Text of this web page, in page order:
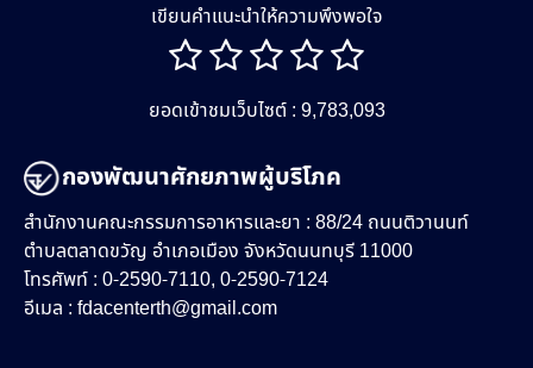
เขียนคำแนะนำให้ความพึงพอใจ
ยอดเข้าชมเว็บไซต์ : 9,783,093
กองพัฒนาศักยภาพผู้บริโภค
สำนักงานคณะกรรมการอาหารและยา : 88/24 ถนนติวานนท์
ตำบลตลาดขวัญ อำเภอเมือง จังหวัดนนทบุรี 11000
โทรศัพท์ : 0-2590-7110, 0-2590-7124
อีเมล : fdacenterth@gmail.com